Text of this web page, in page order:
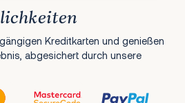
Kreditkarten und genießen
abgesichert durch unsere